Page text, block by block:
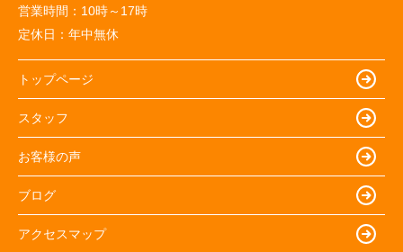
営業時間： 10時～17時
定休日： 年中無休
トップページ
スタッフ
お客様の声
ブログ
アクセスマップ